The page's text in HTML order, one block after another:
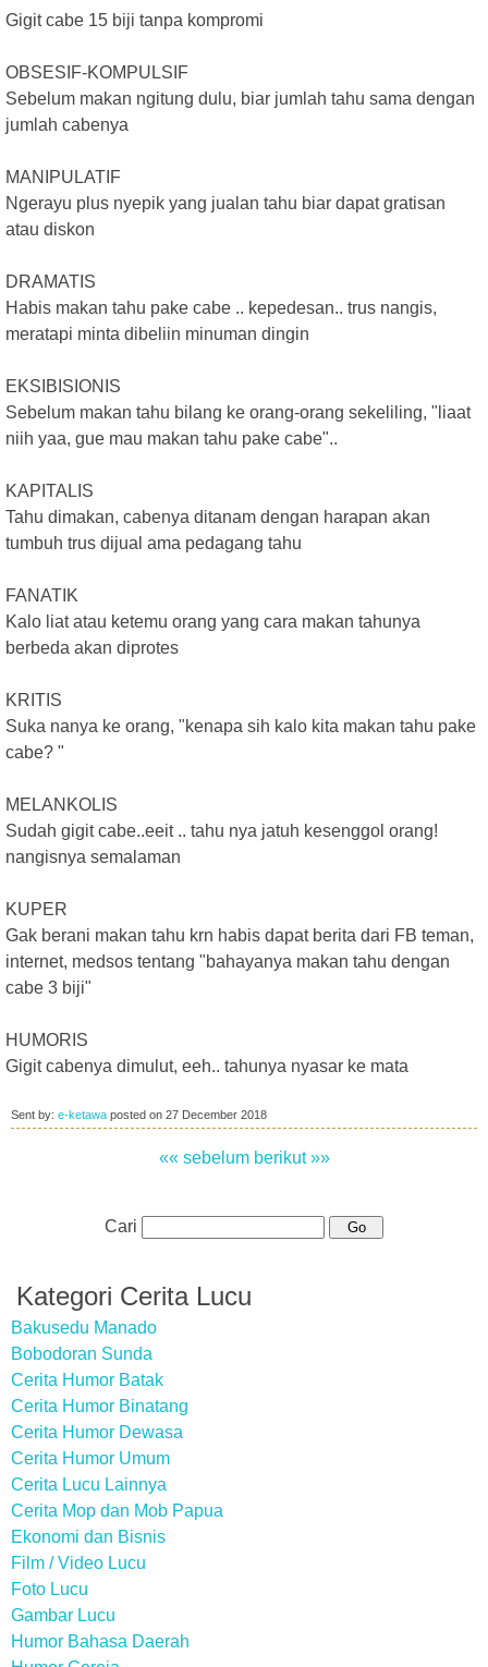
Gigit cabe 15 biji tanpa kompromi
OBSESIF-KOMPULSIF
Sebelum makan ngitung dulu, biar jumlah tahu sama dengan
jumlah cabenya
MANIPULATIF
Ngerayu plus nyepik yang jualan tahu biar dapat gratisan
atau diskon
DRAMATIS
Habis makan tahu pake cabe .. kepedesan.. trus nangis,
meratapi minta dibeliin minuman dingin
EKSIBISIONIS
Sebelum makan tahu bilang ke orang-orang sekeliling, "liaat
niih yaa, gue mau makan tahu pake cabe"..
KAPITALIS
Tahu dimakan, cabenya ditanam dengan harapan akan
tumbuh trus dijual ama pedagang tahu
FANATIK
Kalo liat atau ketemu orang yang cara makan tahunya
berbeda akan diprotes
KRITIS
Suka nanya ke orang, "kenapa sih kalo kita makan tahu pake
cabe? "
MELANKOLIS
Sudah gigit cabe..eeit .. tahu nya jatuh kesenggol orang!
nangisnya semalaman
KUPER
Gak berani makan tahu krn habis dapat berita dari FB teman,
internet, medsos tentang "bahayanya makan tahu dengan
cabe 3 biji"
HUMORIS
Gigit cabenya dimulut, eeh.. tahunya nyasar ke mata
Sent by: e-ketawa posted on 27 December 2018
«« sebelum berikut »»
Cari
Kategori Cerita Lucu
Bakusedu Manado
Bobodoran Sunda
Cerita Humor Batak
Cerita Humor Binatang
Cerita Humor Dewasa
Cerita Humor Umum
Cerita Lucu Lainnya
Cerita Mop dan Mob Papua
Ekonomi dan Bisnis
Film / Video Lucu
Foto Lucu
Gambar Lucu
Humor Bahasa Daerah